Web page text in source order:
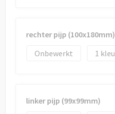
rechter pijp (100x180mm)
Onbewerkt
1
linker pijp (99x99mm)